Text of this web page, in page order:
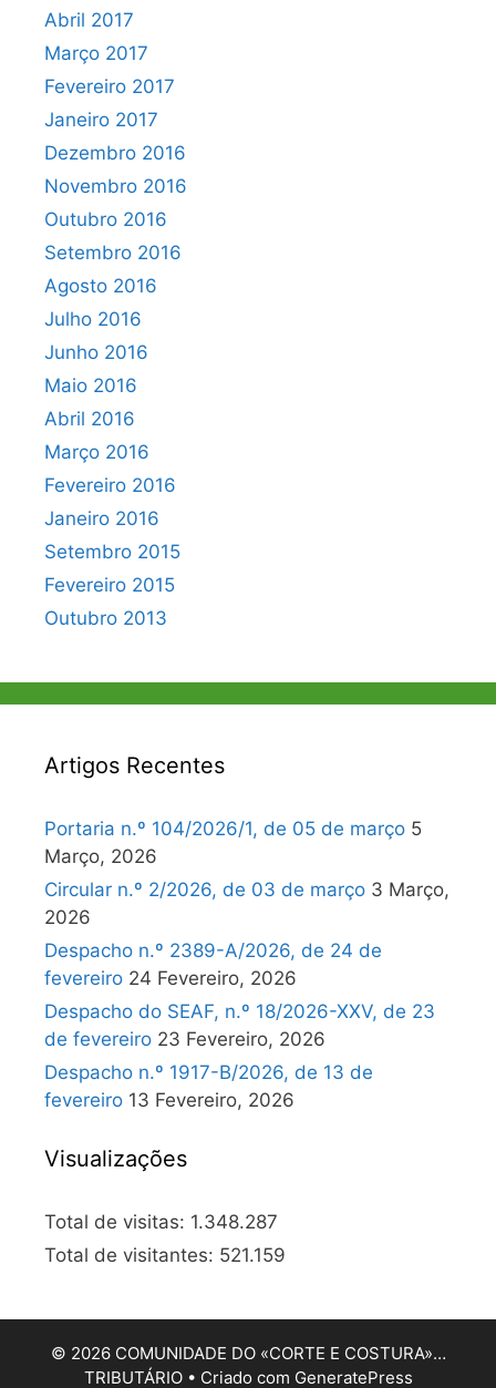
Abril 2017
Março 2017
Fevereiro 2017
Janeiro 2017
Dezembro 2016
Novembro 2016
Outubro 2016
Setembro 2016
Agosto 2016
Julho 2016
Junho 2016
Maio 2016
Abril 2016
Março 2016
Fevereiro 2016
Janeiro 2016
Setembro 2015
Fevereiro 2015
Outubro 2013
Artigos Recentes
Portaria n.º 104/2026/1, de 05 de março 5
Março, 2026
Circular n.º 2/2026, de 03 de março 3 Março,
2026
Despacho n.º 2389-A/2026, de 24 de
fevereiro 24 Fevereiro, 2026
Despacho do SEAF, n.º 18/2026-XXV, de 23
de fevereiro 23 Fevereiro, 2026
Despacho n.º 1917-B/2026, de 13 de
fevereiro 13 Fevereiro, 2026
Visualizações
Total de visitas: 1.348.287
Total de visitantes: 521.159
© 2026 COMUNIDADE DO «CORTE E COSTURA»…
TRIBUTÁRIO• Criado com GeneratePress